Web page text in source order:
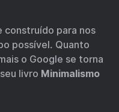
construído para nos
possível. Quanto
o Google se torna
livro Minimalismo